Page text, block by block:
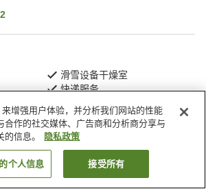
2
滑雪设备干燥室
快递服务
上山 苹果旅馆
搜索客房
增强用户体验，并分析我们网站的性能
合作的社交媒体、广告商和分析商分享与
信息。
隐私政策
个人信息 接受所有